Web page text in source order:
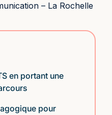
– La Rochelle
en portant une
pour